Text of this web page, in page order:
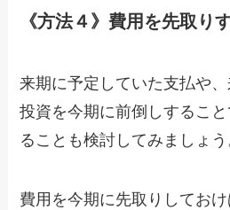
《方法４》費用を先取り
来期に予定していた支払や
投資を今期に前倒しするこ
ることも検討してみましょう
費用を今期に先取りしてお